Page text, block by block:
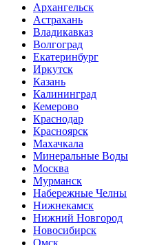
Архангельск
Астрахань
Владикавказ
Волгоград
Екатеринбург
Иркутск
Казань
Калининград
Кемерово
Краснодар
Красноярск
Махачкала
Минеральные Воды
Москва
Мурманск
Набережные Челны
Нижнекамск
Нижний Новгород
Новосибирск
Омск